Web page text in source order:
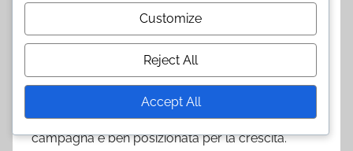
contenuti aggiuntivi. Sfruttando il suo attuale
successo ed esplorando nuove fonti di reddito, la
campagna è ben posizionata per la crescita.
Customize
Reject All
Accept All